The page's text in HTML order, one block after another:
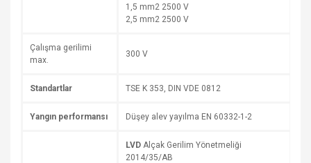
1,5 mm2 2500 V
2,5 mm2 2500 V
Çalışma gerilimi
max.
300 V
Standartlar TSE K 353, DIN VDE 0812
Yangın performansı Düşey alev yayılma EN 60332-1-2
LVD Alçak Gerilim Yönetmeliği
2014/35/AB